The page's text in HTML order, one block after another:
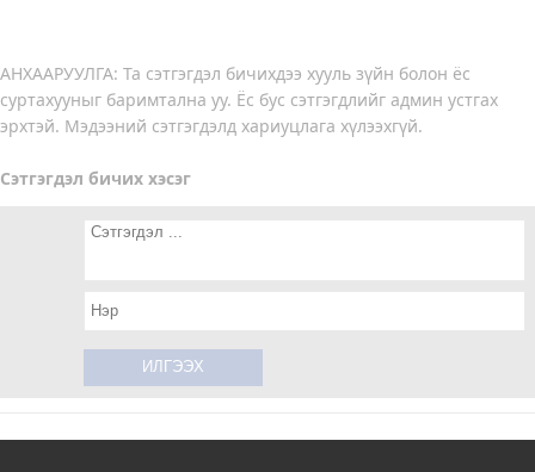
АНХААРУУЛГА: Та сэтгэгдэл бичихдээ хууль зүйн болон ёс
суртахууныг баримтална уу. Ёс бус сэтгэгдлийг админ устгах
эрхтэй. Мэдээний сэтгэгдэлд хариуцлага хүлээхгүй.
Сэтгэгдэл бичих хэсэг